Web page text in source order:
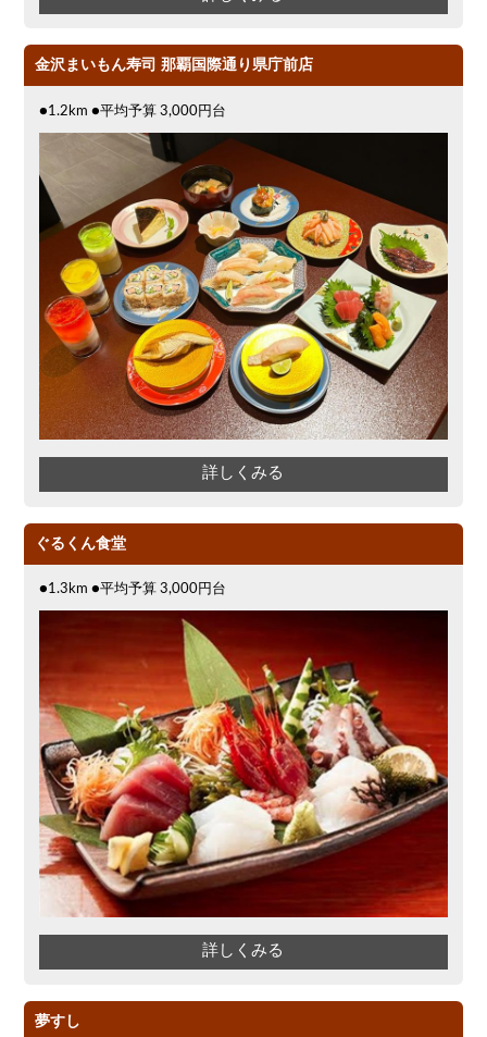
金沢まいもん寿司 那覇国際通り県庁前店
●1.2km ●平均予算 3,000円台
詳しくみる
ぐるくん食堂
●1.3km ●平均予算 3,000円台
詳しくみる
夢すし